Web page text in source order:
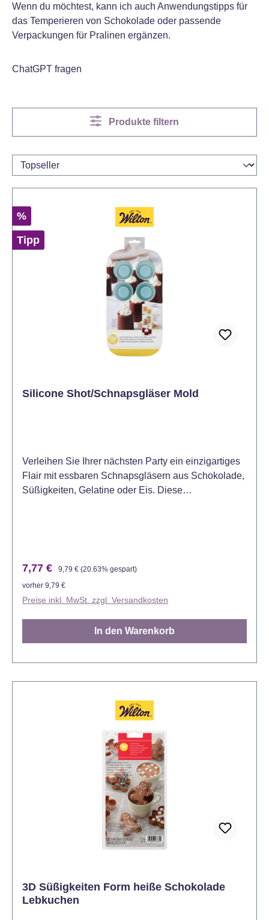
Wenn du möchtest, kann ich auch Anwendungstipps für
das Temperieren von Schokolade oder passende
Verpackungen für Pralinen ergänzen.
ChatGPT fragen
Produkte filtern
Rabatt
%
Tipp
Silicone Shot/Schnapsgläser Mold
Verleihen Sie Ihrer nächsten Party ein einzigartiges
Flair mit essbaren Schnapsgläsern aus Schokolade,
Süßigkeiten, Gelatine oder Eis. Diese
kreative Möglichkeit, Ihren Gästen etwas Leckeres
zum Essen zu bereiten! Füllen Sie Eis-
Schnapsgläser mit einem aromatisierten Likör oder
füllen Sie ein Schokoladen-Schnapsglas mit einem
Schuss Mokka-Mousse auf. Da diese Form aus
Silikon besteht, das von Natur aus
leicht herausnehmen. Drehen Sie die Form einfach
für jeden Anlass und eine tolle Ergänzung für Ihre
für Schokolade, Melts, Gelatine oder Wasser (Eis) -
Flexibles, lebensmittelechtes Silikon - für einfaches
Anwendungshinweis: Die Form mit der gewünschten
Masse (z. B. geschmolzene Schokolade) befüllen,
fest werden lassen und die fertigen Shotgläser
vorsichtig herauslösen. Tipp: Für eine stabile Form
Effekt kreieren!
Verkaufspreis:
7,77 € Regulärer Preis:
9,79 € (20.63% gespart)
vorher 9,79 €
Preise inkl. MwSt. zzgl. Versandkosten
In den Warenkorb
3D Süßigkeiten Form heiße Schokolade
Lebkuchen